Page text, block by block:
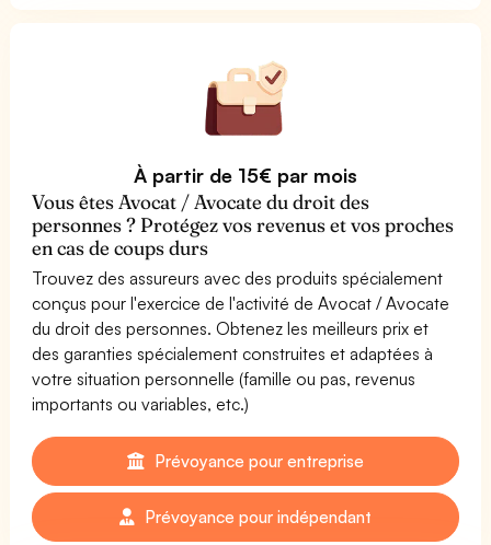
À partir de 15€ par mois
Vous êtes Avocat / Avocate du droit des
personnes ? Protégez vos revenus et vos proches
en cas de coups durs
Trouvez des assureurs avec des produits spécialement
conçus pour l'exercice de l'activité de Avocat / Avocate
du droit des personnes. Obtenez les meilleurs prix et
des garanties spécialement construites et adaptées à
votre situation personnelle (famille ou pas, revenus
importants ou variables, etc.)
Prévoyance pour entreprise
Prévoyance pour indépendant